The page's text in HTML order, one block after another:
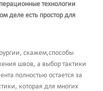
технологии
деле есть простор для
скажем,способы
швов, а выбор тактики
полностью остается за
которая для многих